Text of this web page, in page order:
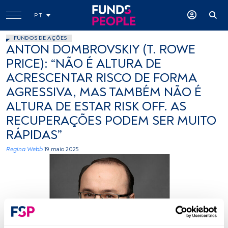
PT
FUNDOS DE AÇÕES
ANTON DOMBROVSKIY (T. ROWE
PRICE): “NÃO É ALTURA DE
ACRESCENTAR RISCO DE FORMA
AGRESSIVA, MAS TAMBÉM NÃO É
ALTURA DE ESTAR RISK OFF. AS
RECUPERAÇÕES PODEM SER MUITO
RÁPIDAS”
Regina Webb 19 maio 2025